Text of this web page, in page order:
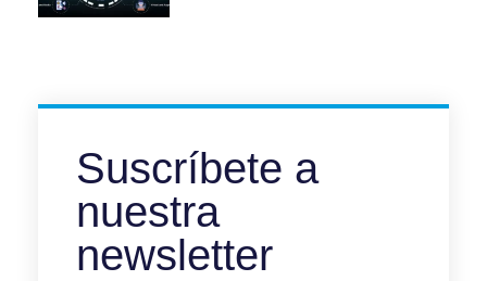
Suscríbete a
nuestra
newsletter